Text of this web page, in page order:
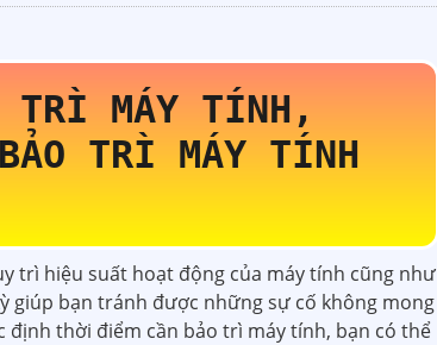
TRÌ MÁY TÍNH,
TRÌ MÁY TÍNH
trì hiệu suất hoạt động của máy tính cũng như
giúp bạn tránh được những sự cố không mong
thời điểm cần bảo trì máy tính, bạn có thể